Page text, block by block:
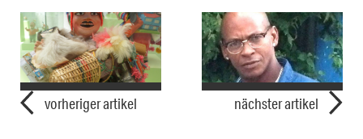
vorheriger artikel nächster artikel